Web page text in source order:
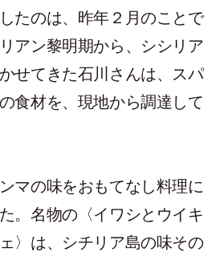
たのは、昨年２月のことで
アン黎明期から、シシリア
せてきた石川さんは、スパ
食材を、現地から調達して
マの味をおもてなし料理に
。名物の〈イワシとウイキ
〉は、シチリア島の味その